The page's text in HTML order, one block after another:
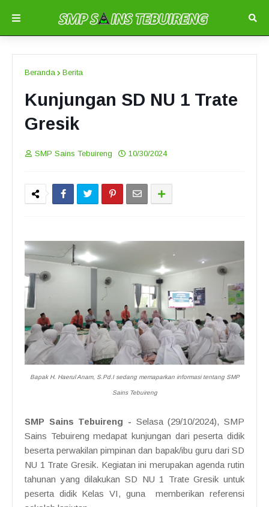
Beranda Berita
Kunjungan SD NU 1 Trate
Gresik
SMP Sains Tebuireng 10/30/2024
Bapak H. Haerul Anam, S.Pd.I sedang memaparkan informasi tentang SMP
Sains Tebuireng
SMP Sains Tebuireng - Selasa (29/10/2024), SMP
Sains Tebuireng medapat kunjungan dari peserta didik
beserta perwakilan pimpinan dan bapak/ibu guru dari SD
NU 1 Trate Gresik. Kegiatan ini merupakan agenda rutin
tahunan yang dilakukan SD NU 1 Trate Gresik untuk
peserta didik Kelas VI, guna memberikan referensi